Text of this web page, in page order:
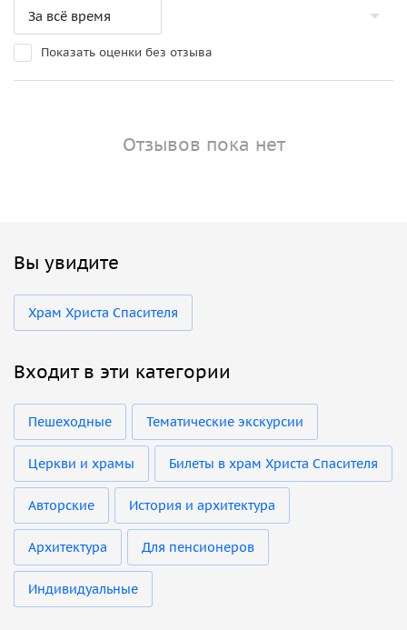
Показать оценки без отзыва
Отзывов пока нет
Вы увидите
Храм Христа Спасителя
Входит в эти категории
Пешеходные Тематические экскурсии
Церкви и храмы Билеты в храм Христа Спасителя
Авторские История и архитектура
Архитектура Для пенсионеров
Индивидуальные